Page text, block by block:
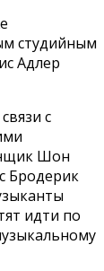
студийным
Адлер
с
Шон
Бродерик
идти по